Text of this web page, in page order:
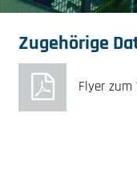
Zugehörige
Flyer zum